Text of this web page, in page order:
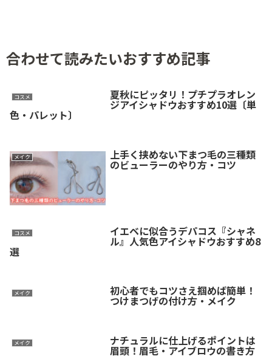
合わせて読みたいおすすめ記事
コスメ 夏秋にピッタリ！プチプラオレン
ジアイシャドウおすすめ10選〔単
色・パレット〕
メイク 上手く挟めない下まつ毛の三種類
のビューラーのやり方・コツ
コスメ イエベに似合うデパコス『シャネ
ル』人気色アイシャドウおすすめ8
選
メイク 初心者でもコツさえ掴めば簡単！
つけまつげの付け方・メイク
メイク ナチュラルに仕上げるポイントは
眉頭！眉毛・アイブロウの書き方